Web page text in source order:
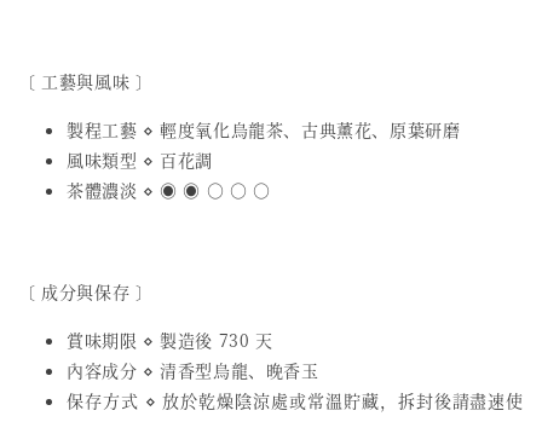
〔 工藝與風味 〕
製程工藝 ⋄ 輕度氧化烏龍茶、古典薰花、原葉研磨
風味類型 ⋄ 百花調
茶體濃淡 ⋄ ◉ ◉ ○ ○ ○
〔 成分與保存 〕
賞味期限 ⋄ 製造後 730 天
內容成分 ⋄ 清香型烏龍、晚香玉
保存方式 ⋄ 放於乾燥陰涼處或常溫貯藏，拆封後請盡速使